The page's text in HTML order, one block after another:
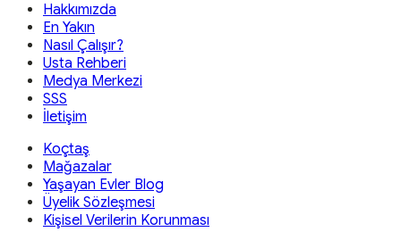
Hakkımızda
En Yakın
Nasıl Çalışır?
Usta Rehberi
Medya Merkezi
SSS
İletişim
Koçtaş
Mağazalar
Yaşayan Evler Blog
Üyelik Sözleşmesi
Kişisel Verilerin Korunması